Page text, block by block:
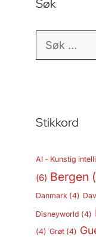
Søk
Søk
Stikkord
AI - Kunstig
(6) Bergen
Danmark (4)
Disneyworld (4)
(4) Grøt(4)